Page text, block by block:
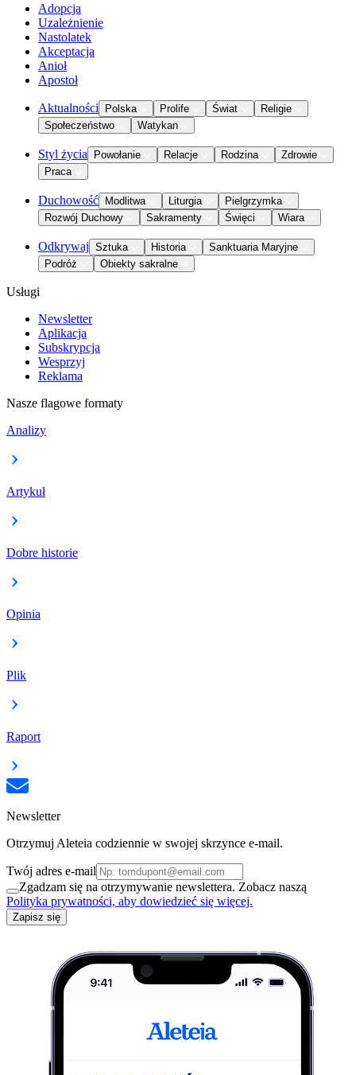
Adopcja
Uzależnienie
Nastolatek
Akceptacja
Anioł
Apostoł
Aktualności Polska Prolife Świat
Religie
Społeczeństwo
Watykan
Styl życia Powołanie Relacje Rodzina
Zdrowie
Praca
Duchowość Modlitwa Liturgia
Pielgrzymka
Rozwój Duchowy
Sakramenty Święci Wiara
Odkrywaj Sztuka Historia
Sanktuaria Maryjne
Podróż
Obiekty sakralne
Usługi
Newsletter
Aplikacja
Subskrypcja
Wesprzyj
Reklama
Nasze flagowe formaty
Analizy
Artykuł
Dobre historie
Opinia
Plik
Raport
Newsletter
Otrzymuj Aleteia codziennie w swojej skrzynce e-mail.
Twój adres e-mail
Zgadzam się na otrzymywanie newslettera. Zobacz naszą
Polityka prywatności, aby dowiedzieć się więcej.
Zapisz się